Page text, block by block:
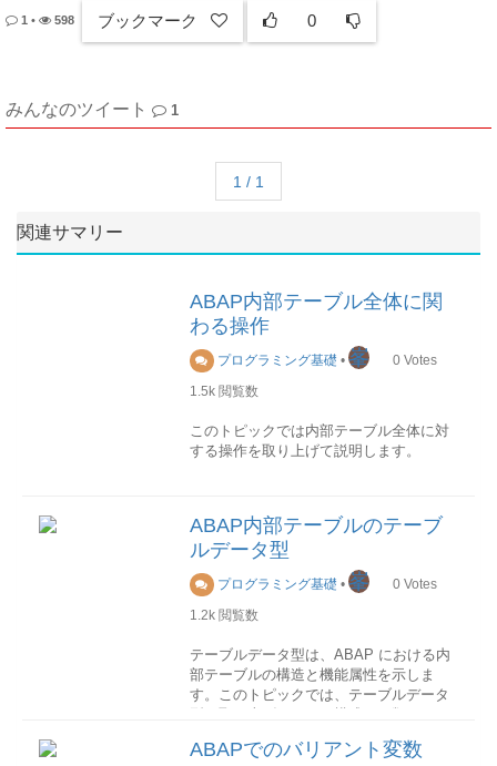
1 • 598 ブックマーク 0
みんなのツイート 1
1 / 1
関連サマリー
ABAP内部テーブル全体に関
わる操作
プログラミング基礎 • 峯 0 Votes
1.5k 閲覧数
このトピックでは内部テーブル全体に対
する操作を取り上げて説明します。
内部テーブルの割り当ては、MOVE命令
を使用します。 MOVE itab1 TO itab2. な
お、代入演算子も同様の働きを持ちま
す。 itab2 = itab1.
上記の命令が実行された結果、内部テー
ピーされることになります。
初期化
fresh、freeなどの命令を使用します。
ABAP内部テーブルのテーブ
ルデータ型
プログラミング基礎 • 峯 0 Votes
1.2k 閲覧数
テーブルデータ型は、ABAP における内
部テーブルの構造と機能属性を示しま
す。このトピックでは、テーブルデータ
型を取り上げて、その構成や種類などを
ABAPでのバリアント変数